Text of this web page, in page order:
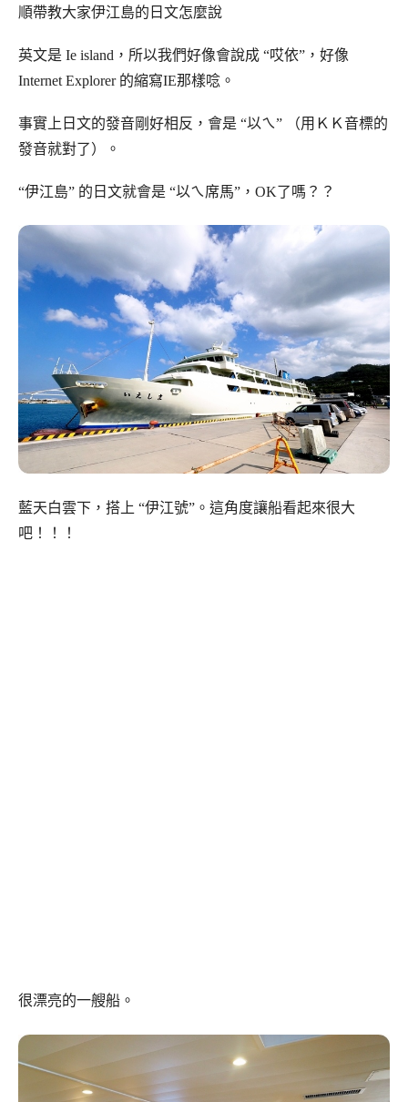
順帶教大家伊江島的日文怎麼說
英文是 Ie island，所以我們好像會說成 “哎依”，好像
Internet Explorer 的縮寫IE那樣唸。
事實上日文的發音剛好相反，會是 “以ㄟ” （用ＫＫ音標的
發音就對了）。
“伊江島” 的日文就會是 “以ㄟ席馬”，OK了嗎？？
藍天白雲下，搭上 “伊江號”。這角度讓船看起來很大
吧！！！
很漂亮的一艘船。